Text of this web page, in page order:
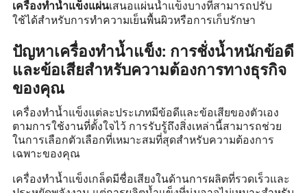
เครื่องทำน้ำแข็งแผ่นเสนอแผ่นน้ำแข็งบางที่สามารถปรับ
ใช้ได้สำหรับการทำความเย็นพื้นผิวหรือการเก็บรักษา
ปัญหาเครื่องทำน้ำแข็ง: การชั่งน้ำหนักข้อดี
และข้อเสียสำหรับความต้องการทางธุรกิจ
ของคุณ
เครื่องทำน้ำแข็งแต่ละประเภทมีข้อดีและข้อเสียของตัวเอง
ตามการใช้งานที่ตั้งใจไว้ การรับรู้ถึงสิ่งเหล่านี้สามารถช่วย
ในการเลือกตัวเลือกที่เหมาะสมที่สุดสำหรับความต้องการ
เฉพาะของคุณ
เครื่องทำน้ำแข็งเกล็ดมีชื่อเสียงในด้านการผลิตที่รวดเร็วและ